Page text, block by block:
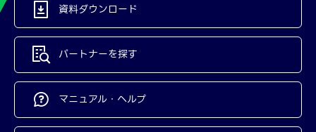
資料ダウンロード
パートナーを探す
マニュアル・ヘルプ